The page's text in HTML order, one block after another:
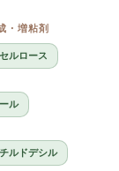
・増粘剤
ルロース
ル
ルドデシル